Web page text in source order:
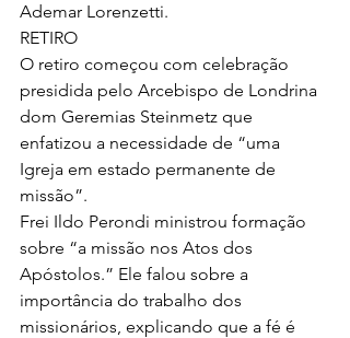
Ademar Lorenzetti.
RETIRO
O retiro começou com celebração
presidida pelo Arcebispo de Londrina
dom Geremias Steinmetz que
enfatizou a necessidade de “uma
Igreja em estado permanente de
missão”.
Frei Ildo Perondi ministrou formação
sobre “a missão nos Atos dos
Apóstolos.” Ele falou sobre a
importância do trabalho dos
missionários, explicando que a fé é